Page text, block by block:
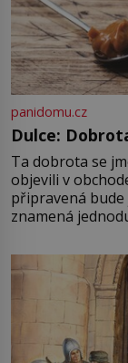
panidomu.cz
Dulce:
Ta dobrota se
objevili v
připravená bude
znamená
pře hned
Francie, kde se